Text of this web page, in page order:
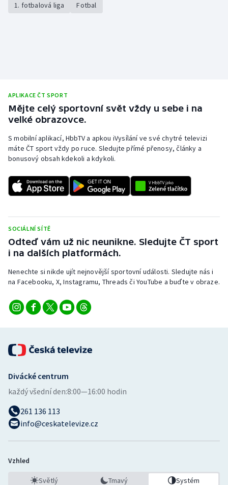
1. fotbalová liga Fotbal
APLIKACE ČT SPORT
Mějte celý sportovní svět vždy u sebe i na
velké obrazovce.
S mobilní aplikací, HbbTV a apkou iVysílání ve své chytré televizi
máte ČT sport vždy po ruce. Sledujte přímé přenosy, články a
bonusový obsah kdekoli a kdykoli.
SOCIÁLNÍ SÍTĚ
Odteď vám už nic neunikne. Sledujte ČT sport
i na dalších platformách.
Nenechte si nikde ujít nejnovější sportovní události. Sledujte nás i
na Facebooku, X, Instagramu, Threads či YouTube a buďte v obraze.
Divácké centrum
každý všední den:8:00—16:00 hodin
261 136 113
info@ceskatelevize.cz
Vzhled
Světlý Tmavý Systém